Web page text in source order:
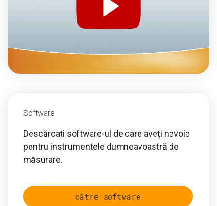
Software
Descărcați software-ul de care aveți nevoie
pentru instrumentele dumneavoastră de
măsurare.
către software